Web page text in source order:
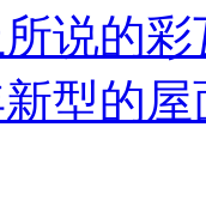
说的
型的